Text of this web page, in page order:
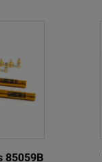
85059B